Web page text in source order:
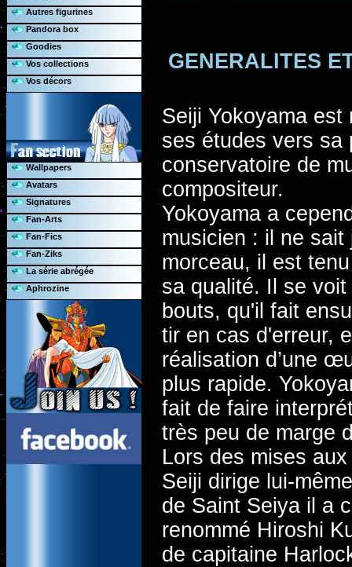
Autres figurines
Pandora box
Goodies
Vos collections
Vos décors
Wallpapers
Avatars
Signatures
Fan-Arts
Fan-Fics
Fan-Ziks
La série abrégée
Aphrozine
GENERALITES
Seiji Yokoyama
ses études vers sa
conservatoire de
compositeur.
Yokoyama a
musicien : il ne sait
morceau, il est
sa qualité. Il se
bouts, qu'il fait
tir en cas d'erreur,
réalisation d’une
plus rapide.
fait de faire
très peu de marge
Lors des mises
Seiji dirige lui-
de Saint Seiya il a
renommé Hiroshi
de capitaine